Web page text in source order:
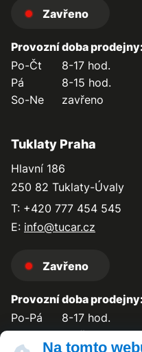
Na tomto
Zavřeno
Provozní doba prodejny:
Po-Čt
8-17 hod.
Pá
8-15 hod.
So-Ne
zavřeno
Tuklaty Praha
Hlavní 186
250 82 Tuklaty-Úvaly
T: +420 777 454 545
E: info@tucar.cz
Zavřeno
Provozní doba prodejny:
Po-Pá
8-17 hod.
So-Ne
zavřeno